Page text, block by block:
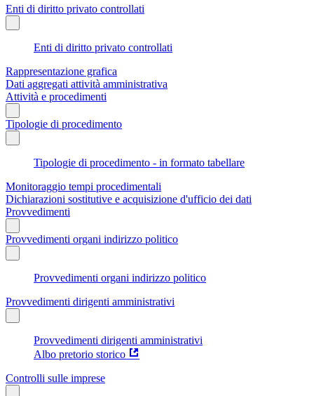
Enti di diritto privato controllati
Enti di diritto privato controllati
Rappresentazione grafica
Dati aggregati attività amministrativa
Attività e procedimenti
Tipologie di procedimento
Tipologie di procedimento - in formato tabellare
Monitoraggio tempi procedimentali
Dichiarazioni sostitutive e acquisizione d'ufficio dei dati
Provvedimenti
Provvedimenti organi indirizzo politico
Provvedimenti organi indirizzo politico
Provvedimenti dirigenti amministrativi
Provvedimenti dirigenti amministrativi
Albo pretorio storico
Controlli sulle imprese